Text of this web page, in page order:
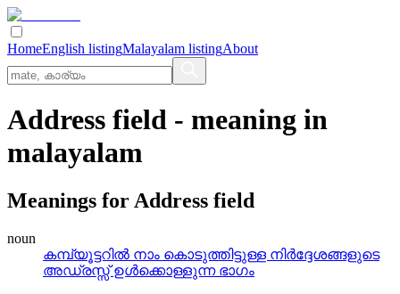
HomeEnglish listingMalayalam listingAbout
Address field - meaning in
malayalam
Meanings for Address field
noun
കമ്പ്യൂട്ടറില്‍ നാം കൊടുത്തിട്ടുള്ള നിര്‍ദ്ദേശങ്ങളുടെ
അഡ്രസ്സ്‌ ഉള്‍ക്കൊള്ളുന്ന ഭാഗം